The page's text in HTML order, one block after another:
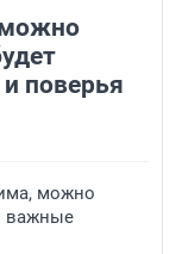
можно
поверья
можно
важные